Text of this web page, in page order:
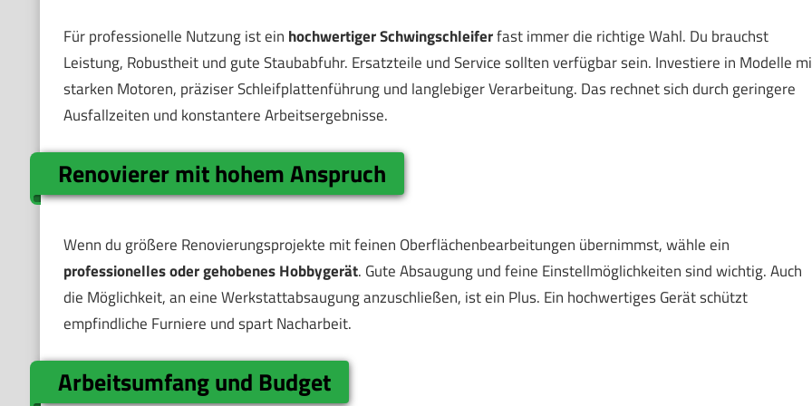
Für professionelle Nutzung ist ein hochwertiger Schwingschleiferfast immer die richtige Wahl. Du brauchst
Leistung, Robustheit und gute Staubabfuhr. Ersatzteile und Service sollten verfügbar sein. Investiere in Modelle
starken Motoren, präziser Schleifplattenführung und langlebiger Verarbeitung. Das rechnet sich durch geringere
Ausfallzeiten und konstantere Arbeitsergebnisse.
Renovierer mit hohem Anspruch
Wenn du größere Renovierungsprojekte mit feinen Oberflächenbearbeitungen übernimmst, wähle ein
professionelles oder gehobenes Hobbygerät. Gute Absaugung und feine Einstellmöglichkeiten sind wichtig. Auch
die Möglichkeit, an eine Werkstattabsaugung anzuschließen, ist ein Plus. Ein hochwertiges Gerät schützt
empfindliche Furniere und spart Nacharbeit.
Arbeitsumfang und Budget